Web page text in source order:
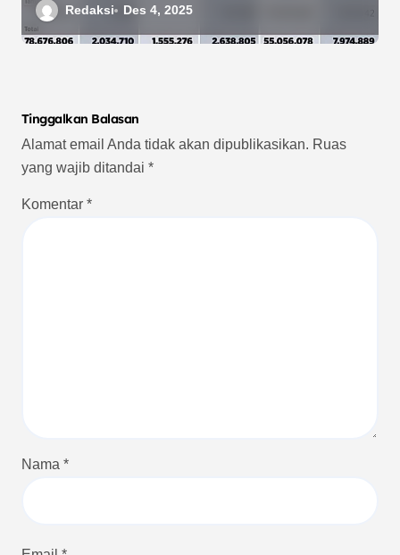
Dampaknya pada Bencana di
Sumatera
Redaksi Des 4, 2025
Tinggalkan Balasan
Alamat email Anda tidak akan dipublikasikan. Ruas
yang wajib ditandai *
Komentar *
Nama *